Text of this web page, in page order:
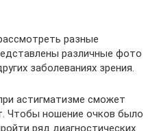
разные
различные фото
заболеваниях зрения.
астигматизме сможет
Чтобы ношение очков было
ряд диагностических